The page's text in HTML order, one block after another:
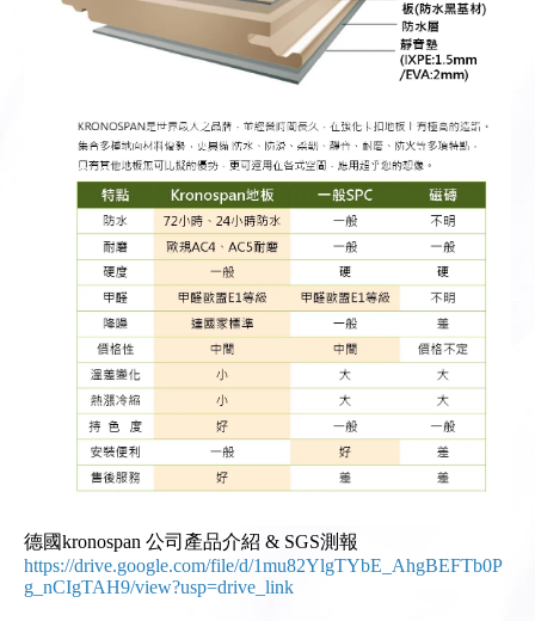
德國kronospan 公司產品介紹 & SGS測報
https://drive.google.com/file/d/1mu82YlgTYbE_AhgBEFTb0P
g_nCIgTAH9/view?usp=drive_link